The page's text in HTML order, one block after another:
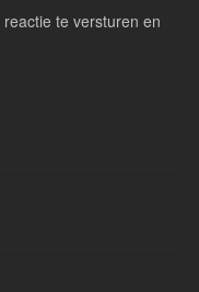
te versturen en